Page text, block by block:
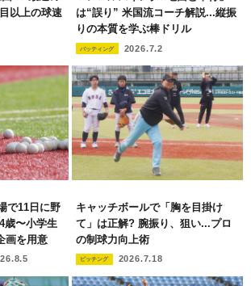
以上の球速
は“誤り” 米国流コーチ解説...縦振
りの本質を学ぶ棒ドリル
バッティング 2026.7.2
で11日に野
歳〜小学生
画を用意
キャッチボールで「胸を目掛け
て」は正解? 腕振り、狙い...プロ
の制球力向上術
ピッチング 2026.7.18